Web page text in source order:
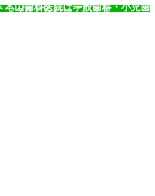
山歯科医院は一般歯科・小児歯
グなどを行っています。